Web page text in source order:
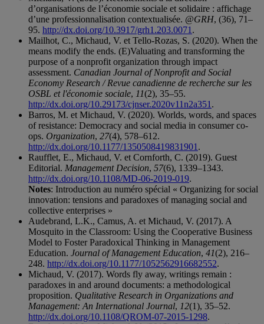
d’organisations de l’économie sociale et solidaire : affichage
d’une professionnalisation contextualisée. @GRH, (36), 71–
95. http://dx.doi.org/10.3917/grh1.203.0071 .
Mailhot, C., Michaud, V. et Tello-Rozas, S. (2020). When the
means modify the ends. (E)Valuating and transforming the
purpose of a nonprofit organization through impact
assessment. Canadian Journal of Nonprofit and Social
Economy Research / Revue canadienne de re­cherche sur les
OSBL et l'économie sociale, 11(2), 35–55.
http://dx.doi.org/10.29173/cjnser.2020v11n2a351 .
Barros, M. et Michaud, V. (2020). Worlds, words, and spaces
of resistance: Democracy and social media in consumer co-
ops. Organization, 27(4), 578–612.
http://dx.doi.org/10.1177/1350508419831901 .
Raufflet, E., Michaud, V. et Cornforth, C. (2019). Guest
Editorial. Management Decision, 57(6), 1339–1343.
http://dx.doi.org/10.1108/MD-06-2019-019.
Notes: Introduction au numéro spécial « Organizing for social
innovation: tensions and paradoxes of managing social and
collective enterprises »
Audebrand, L.K., Camus, A. et Michaud, V. (2017). A
Mosquito in the Classroom: Using the Cooperative Business
Model to Foster Paradoxical Thinking in Management
Education. Journal of Management Education, 41(2), 216–
248. http://dx.doi.org/10.1177/1052562916682552.
Michaud, V. (2017). Words fly away, writings remain :
paradoxes in and around documents: a methodological
proposition. Qualitative Research in Organizations and
Management: An International Journal, 12(1), 35–52.
http://dx.doi.org/10.1108/QROM-07-2015-1298.